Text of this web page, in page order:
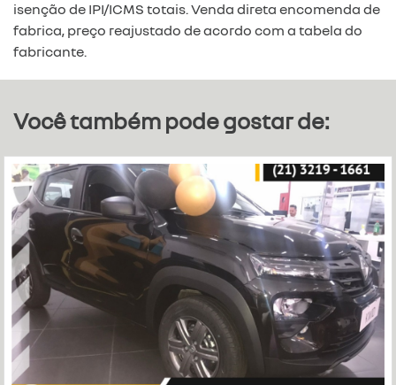
isenção de IPI/ICMS totais. Venda direta encomenda de
fabrica, preço reajustado de acordo com a tabela do
fabricante.
Você também pode gostar de: